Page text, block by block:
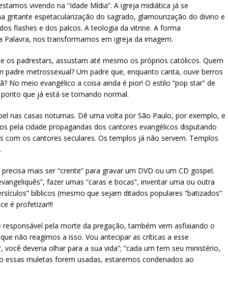
vivendo na “Idade Mídia”. A igreja midiática já se
gritante espetacularização do sagrado, glamourização do divino e
flashes e dos palcos. A teologia da vitrine. A forma
Palavra, nos transformamos em igreja da imagem.
os padrestars, assustam até mesmo os próprios católicos. Quem
padre metrossexual? Um padre que, enquanto canta, ouve berros
No meio evangélico a coisa ainda é pior! O estilo “pop star” de
que já está se tornando normal.
nas casas noturnas. Dê uma volta por São Paulo, por exemplo, e
pela cidade propagandas dos cantores evangélicos disputando
com os cantores seculares. Os templos já não servem. Templos
mais ser “crente” para gravar um DVD ou um CD gospel.
fazer umas “caras e bocas”, inventar uma ou outra
bíblicos (mesmo que sejam ditados populares “batizados”
é profetizar!!!
pela morte da pregação, também vem asfixiando o
não reagimos a isso. Vou antecipar as críticas a esse
deveria olhar para a sua vida”; “cada um tem seu ministério,
essas muletas forem usadas, estaremos condenados ao